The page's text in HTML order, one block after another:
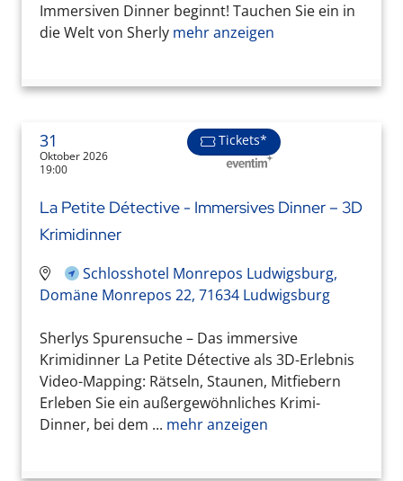
Immersiven Dinner beginnt! Tauchen Sie ein in
die Welt von Sherly mehr anzeigen
31
Oktober 2026
19:00
Tickets*
La Petite Détective - Immersives Dinner – 3D
Krimidinner
Schlosshotel Monrepos Ludwigsburg,
Domäne Monrepos 22, 71634 Ludwigsburg
Sherlys Spurensuche – Das immersive
Krimidinner La Petite Détective als 3D-Erlebnis
Video-Mapping: Rätseln, Staunen, Mitfiebern
Erleben Sie ein außergewöhnliches Krimi-
Dinner, bei dem ... mehr anzeigen